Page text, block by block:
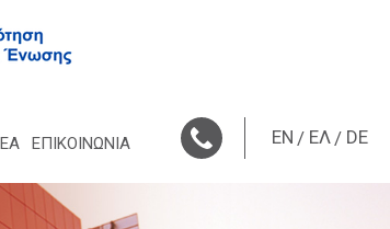
ΕΠΙΚΟΙΝΩΝΙΑ EN ΕΛ DE